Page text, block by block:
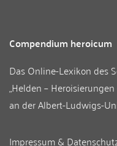
Compendium heroicum
Das Online-Lexikon des
„Helden –
an derAlbert-Ludwigs-
Impressum &